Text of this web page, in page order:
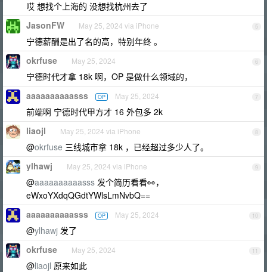
哎 想找个上海的 没想找杭州去了
5
JasonFW May 25, 2024 via iPhone
宁德薪酬是出了名的高，特别年终 。
6
okrfuse May 25, 2024
宁德时代才拿 18k 啊，OP 是做什么领域的，
7
aaaaaaaaaasss OP May 25, 2024
前端啊 宁德时代甲方才 16 外包多 2k
8
liaojl May 25, 2024 via iPhone
@okrfuse 三线城市拿 18k ，已经超过多少人了。
9
ylhawj May 25, 2024 via iPhone
@aaaaaaaaaasss 发个简历看看👀，
eWxoYXdqQGdtYWlsLmNvbQ==
10
aaaaaaaaaasss OP May 25, 2024
@ylhawj 发了
11
okrfuse May 25, 2024
@liaojl 原来如此